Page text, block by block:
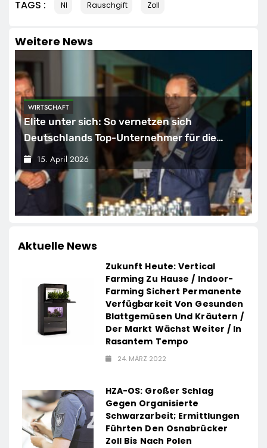
TAGS : NI Rauschgift Zoll
Weitere News
WIRTSCHAFT
Elite unter sich: So vernetzen sich
Deutschlands Top-Unternehmer für die
Zukunft
15. April 2026
Aktuelle News
Zukunft Heute: Vertical
Farming Zu Hause / Indoor-
Farming Sichert Permanente
Verfügbarkeit Von Gesunden
Blattgemüsen Und Kräutern /
Der Markt Wächst Weiter / In
Rasantem Tempo
24. MÄRZ 2022
HZA-OS: Großer Schlag
Gegen Organisierte
Schwarzarbeit; Ermittlungen
Führten Den Osnabrücker
Zoll Bis Nach Polen